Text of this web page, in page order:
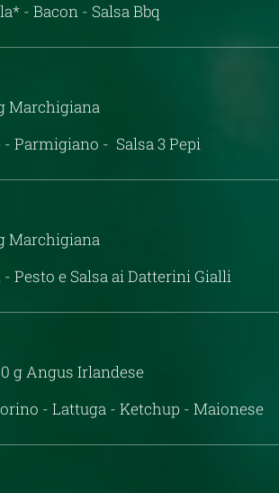
- Bacon - Salsa Bbq
Marchigiana
Parmigiano - Salsa 3 Pepi
Marchigiana
Pesto e Salsa ai Datterini Gialli
g Angus Irlandese
- Lattuga - Ketchup - Maionese